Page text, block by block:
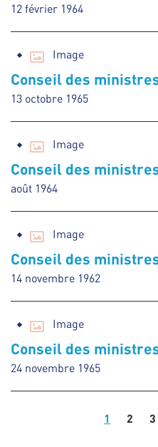
12 février 1964
Image
Conseil des
13 octobre 1965
Image
Conseil des
août 1964
Image
Conseil des
14 novembre 1962
Image
Conseil des
24 novembre 1965
1 2 3